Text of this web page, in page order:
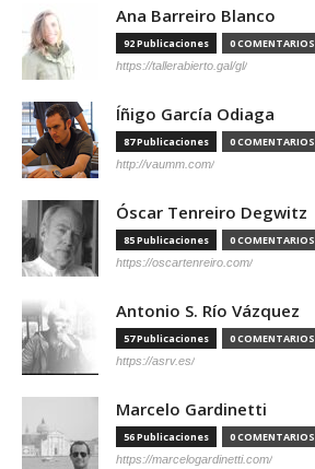
Ana Barreiro Blanco
92 Publicaciones 0 COMENTARIOS
https://tallerabierto.gal/gl/
Íñigo García Odiaga
87 Publicaciones 0 COMENTARIOS
http://vaumm.com/
Óscar Tenreiro Degwitz
85 Publicaciones 0 COMENTARIOS
https://oscartenreiro.com/
Antonio S. Río Vázquez
57 Publicaciones 0 COMENTARIOS
https://asrv.es/
Marcelo Gardinetti
56 Publicaciones 0 COMENTARIOS
https://marcelogardinetti.com/